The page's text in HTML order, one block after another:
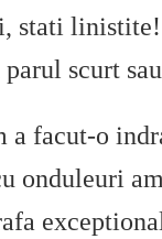
stati linistite!
scurt
a facut-o
onduleuri